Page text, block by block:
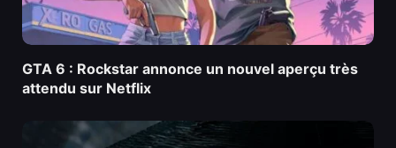
GTA 6 : Rockstar annonce un nouvel aperçu très
attendu sur Netflix